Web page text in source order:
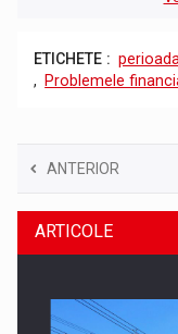
ETICHETE :
,
Problemele
ANTERIOR
ARTICOLE